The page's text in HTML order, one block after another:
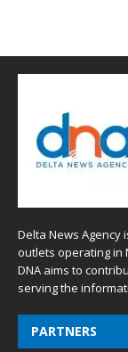
Delta News
outlets operating in
DNA aims to
serving the
PARTNERS